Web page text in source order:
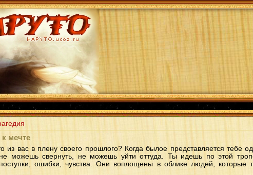
мечте
из вас в плену своего прошлого? Когда былое представляется тебе
можешь свернуть, не можешь уйти оттуда. Ты идешь по этой
ошибки, чувства. Они воплощены в облике людей, которые